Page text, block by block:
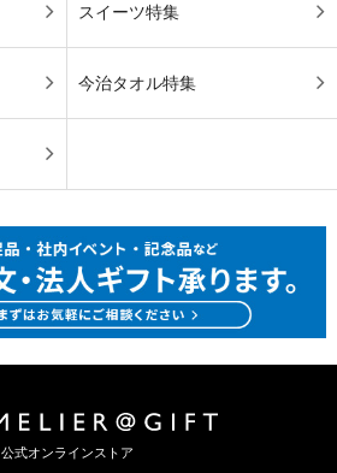
スイーツ特集
今治タオル特集
公式オンラインストア